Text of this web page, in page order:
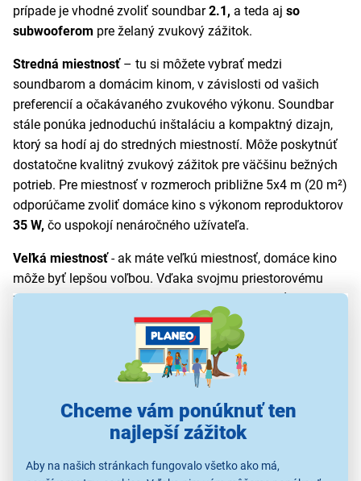
Chceme vám ponúknuť ten
najlepší zážitok
Aby na našich stránkach fungovalo všetko ako má,
prípade je vhodné zvoliť soundbar2.1, a teda aj so
subwooferom pre želaný zvukový zážitok.
Stredná miestnosť – tu si môžete vybrať medzi
soundbarom a domácim kinom, v závislosti od vašich
preferencií a očakávaného zvukového výkonu. Soundbar
stále ponúka jednoduchú inštaláciu a kompaktný dizajn,
ktorý sa hodí aj do stredných miestností. Môže poskytnúť
dostatočne kvalitný zvukový zážitok pre väčšinu bežných
potrieb. Pre miestnosť v rozmeroch približne 5x4 m (20 m²)
odporúčame zvoliť domáce kino s výkonom reproduktorov
35 W, čo uspokojí nenáročného užívateľa.
Veľká miestnosť- ak máte veľkú miestnosť, domáce kino
môže byť lepšou voľbou. Vďaka svojmu priestorovému
zvuku a viacerým reproduktorom dokáže zaplniť veľký
priestor zvukom a vytvoriť kinematografický zážitok.
Domáce kino ponúka možnosť správne rozmiestniť
reproduktory a subwoofer v miestnosti, čo umožňuje lepšie
priestorové efekty a ešte väčší zvukový zážitok.
Je dôležité zvážiť ajakustické vlastnosti miestnosti a
rozloženie nábytku. Ak má miestnosť veľa odrazových
rozmiestnenie reproduktorov domáceho kina, soundbar